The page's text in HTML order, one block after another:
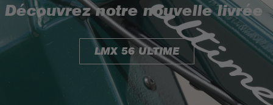
Découvrez notre nouvelle livrée
LMX 56 ULTIME